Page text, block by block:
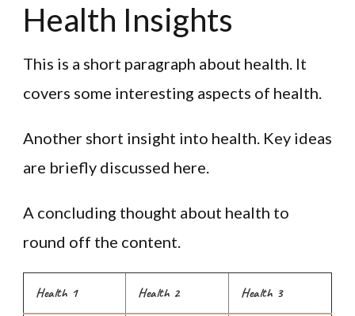
Health Insights
This is a short paragraph about health. It
covers some interesting aspects of health.
Another short insight into health. Key ideas
are briefly discussed here.
A concluding thought about health to
round off the content.
Health 1 Health 2 Health 3